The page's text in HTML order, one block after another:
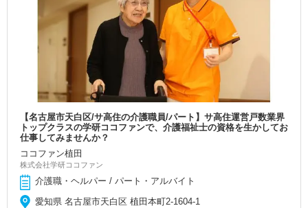
【名古屋市天白区/サ高住の介護職員/パート】サ高住運営戸数業界
トップクラスの学研ココファンで、介護福祉士の資格を生かしてお
仕事してみませんか？
ココファン植田
株式会社学研ココファン
介護職・ヘルパー / パート・アルバイト
愛知県 名古屋市天白区 植田本町2-1604-1